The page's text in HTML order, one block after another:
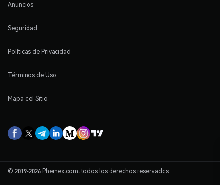
Anuncios
Seguridad
Políticas de Privacidad
Términos de Uso
Mapa del Sitio
© 2019-2026 Phemex.com. todos los derechos reservados